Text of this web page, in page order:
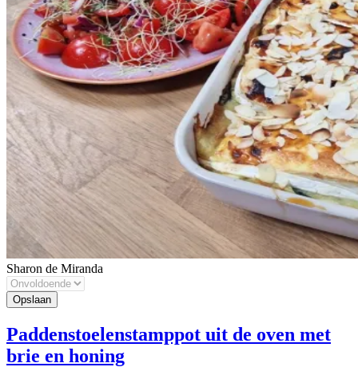
Sharon de Miranda
Paddenstoelenstamppot uit de oven met
brie en honing